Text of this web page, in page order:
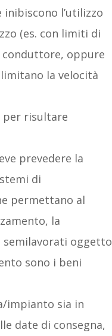
l’utilizzo
(es. con limiti di
conduttore, oppure
la velocità
per risultare
prevedere la
di
permettano al
la
oggetto
sono i beni
impianto sia in
date di consegna,